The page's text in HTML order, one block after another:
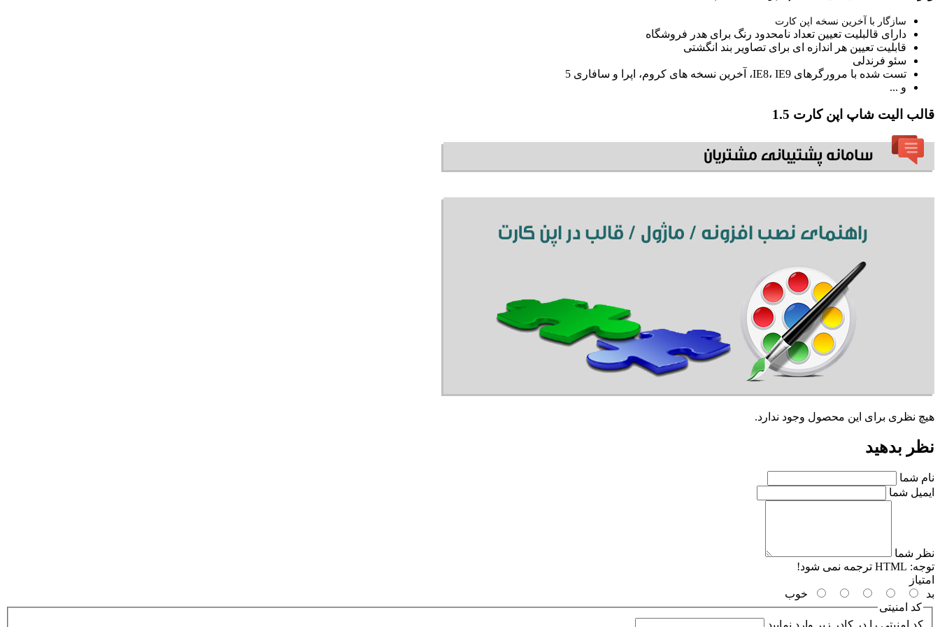
سازگار با آخرین نسخه اپن کارت
دارای قالبلیت تعیین تعداد نامحدود رنگ برای هدر فروشگاه
قابلیت تعیین هر اندازه ای برای تصاویر بند انگشتی
سئو فرندلی
تست شده با مرورگرهای IE8، IE9، آخرین نسخه های کروم، اپرا و سافاری 5
و ...
قالب الیت شاپ اپن کارت 1.5
هیچ نظری برای این محصول وجود ندارد.
نظر بدهید
نام شما
ایمیل شما
نظر شما
توجه:
امتیاز
بد
خوب
کد امنیتی
کد امنیتی را در کادر زیر وارد نمایید